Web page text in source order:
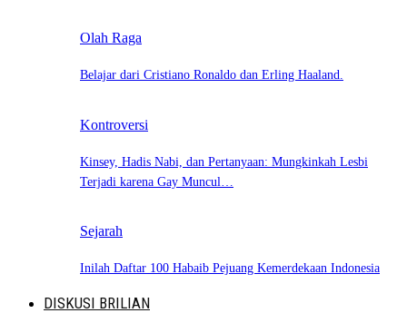
Olah Raga
Belajar dari Cristiano Ronaldo dan Erling Haaland.
Kontroversi
Kinsey, Hadis Nabi, dan Pertanyaan: Mungkinkah Lesbi
Terjadi karena Gay Muncul…
Sejarah
Inilah Daftar 100 Habaib Pejuang Kemerdekaan Indonesia
DISKUSI BRILIAN